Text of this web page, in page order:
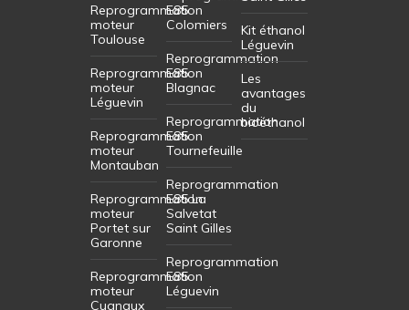
Reprogrammation
moteur
Toulouse
Reprogrammation
moteur
Léguevin
Reprogrammation
moteur
Montauban
Reprogrammation
moteur
Portet sur
Garonne
Reprogrammation
moteur
Cugnaux
E85
Colomiers
Reprogrammation
E85
Blagnac
Reprogrammation
E85
Tournefeuille
Reprogrammation
E85 La
Salvetat
Saint Gilles
Reprogrammation
E85
Léguevin
Kit éthanol
Léguevin
Les
avantages
du
bioéthanol